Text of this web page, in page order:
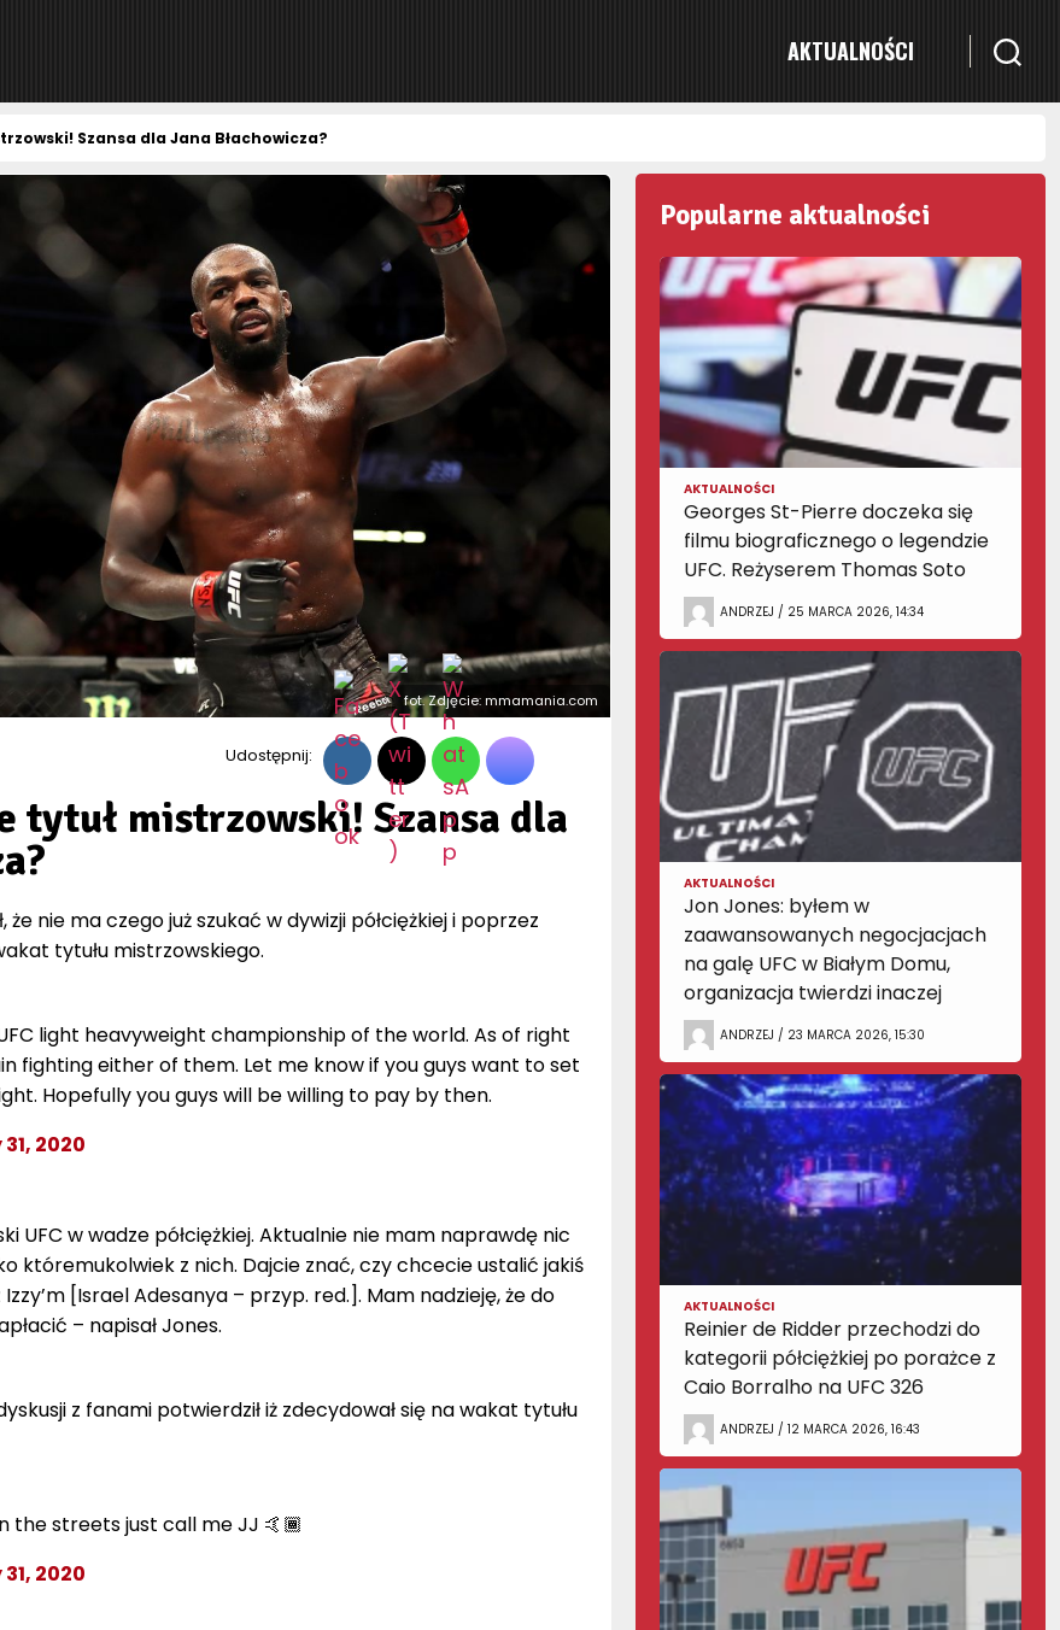
AKTUALNOŚCI
Szansa dla Jana Błachowicza?
fot. Zdjęcie: mmamania.com
Udostępnij:
tytuł mistrzowski! Szansa dla
nie ma czego już szukać w dywizji półciężkiej i poprzez
tytułu mistrzowskiego.
light heavyweight championship of the world. As of right
fighting either of them. Let me know if you guys want to set
Hopefully you guys will be willing to pay by then.
2020
UFC w wadze półciężkiej. Aktualnie nie mam naprawdę nic
któremukolwiek z nich. Dajcie znać, czy chcecie ustalić jakiś
[Israel Adesanya – przyp. red.]. Mam nadzieję, że do
– napisał Jones.
z fanami potwierdził iż zdecydował się na wakat tytułu
the streets just call me JJ 🤙🏾
2020
Popularne aktualności
AKTUALNOŚCI
Georges St-Pierre doczeka się
filmu biograficznego o legendzie
UFC. Reżyserem Thomas Soto
ANDRZEJ / 25 MARCA 2026, 14:34
AKTUALNOŚCI
Jon Jones: byłem w
zaawansowanych negocjacjach
na galę UFC w Białym Domu,
organizacja twierdzi inaczej
ANDRZEJ / 23 MARCA 2026, 15:30
AKTUALNOŚCI
Reinier de Ridder przechodzi do
kategorii półciężkiej po porażce z
Caio Borralho na UFC 326
ANDRZEJ / 12 MARCA 2026, 16:43